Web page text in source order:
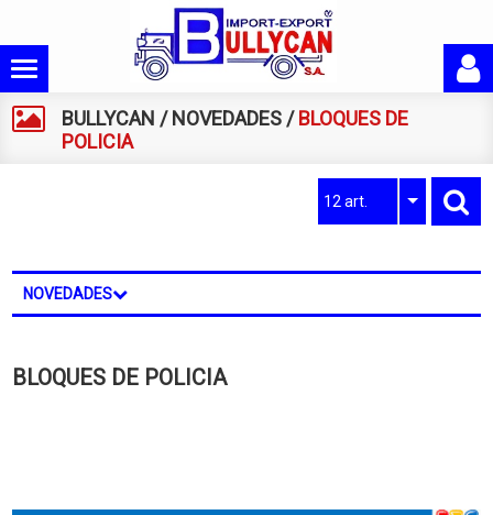
BULLYCAN /NOVEDADES /BLOQUES DE
POLICIA
12 art.
NOVEDADES
BLOQUES DE POLICIA